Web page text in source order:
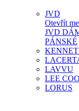
JVD
Otevřít
JVD
PÁNSKÉ
LAVVU
LEE
LORUS